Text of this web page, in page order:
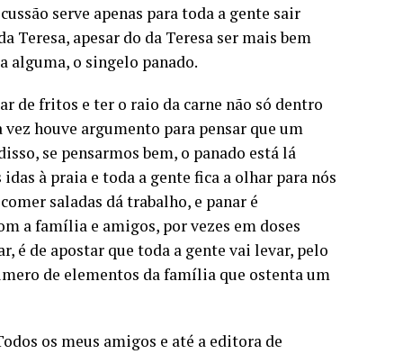
serve apenas para toda a gente sair
Teresa, apesar do da Teresa ser mais bem
alguma, o singelo panado.
de fritos e ter o raio da carne não só dentro
houve argumento para pensar que um
se pensarmos bem, o panado está lá
à praia e toda a gente fica a olhar para nós
saladas dá trabalho, e panar é
a família e amigos, por vezes em doses
é de apostar que toda a gente vai levar, pelo
de elementos da família que ostenta um
os meus amigos e até a editora de